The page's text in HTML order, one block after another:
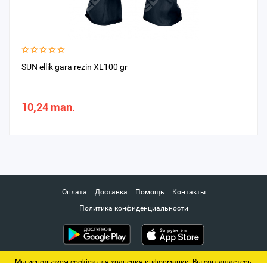
SUN ellik gara rezin XL100 gr
10,24 man.
Оплата Доставка Помощь
Контакты
Политика конфиденциальности